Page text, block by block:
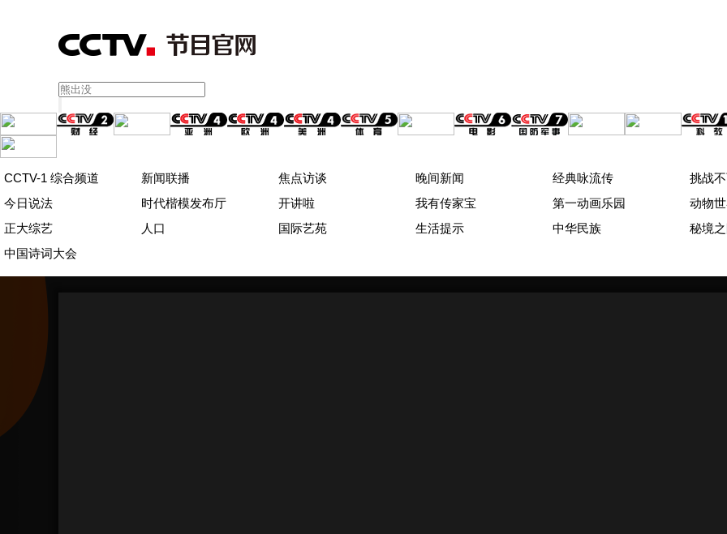
CCTV-1 综合频道 新闻联播 焦点访谈 晚间新闻 经典咏流传
挑战
今日说法
时代楷模发布厅 开讲啦 我有传家宝 第一动画乐园
动物
正大综艺
人口 国际艺苑 生活提示 中华民族
秘境
中国诗词大会